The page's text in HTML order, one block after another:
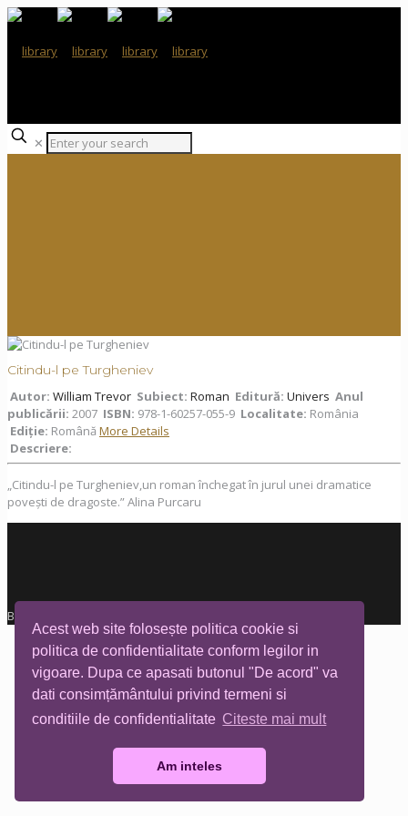
Acest web site folosește politica cookie si
politica de confidentialitate conform legilor in
vigoare. Dupa ce apasati butonul "De acord" va
dati consimțământului privind termeni si
conditiile de confidentialitate Citeste mai mult
Am inteles
✕
Citindu-l pe Turgheniev
Autor: William Trevor Subiect: Roman Editură: Univers Anul
publicării: 2007 ISBN: 978-1-60257-055-9 Localitate: România
Ediţie: Română More Details
Descriere:
„Citindu-l pe Turgheniev,un roman închegat în jurul unei dramatice
povești de dragoste.” Alina Purcaru
Biblioteca Tia Mare © All rights reserved